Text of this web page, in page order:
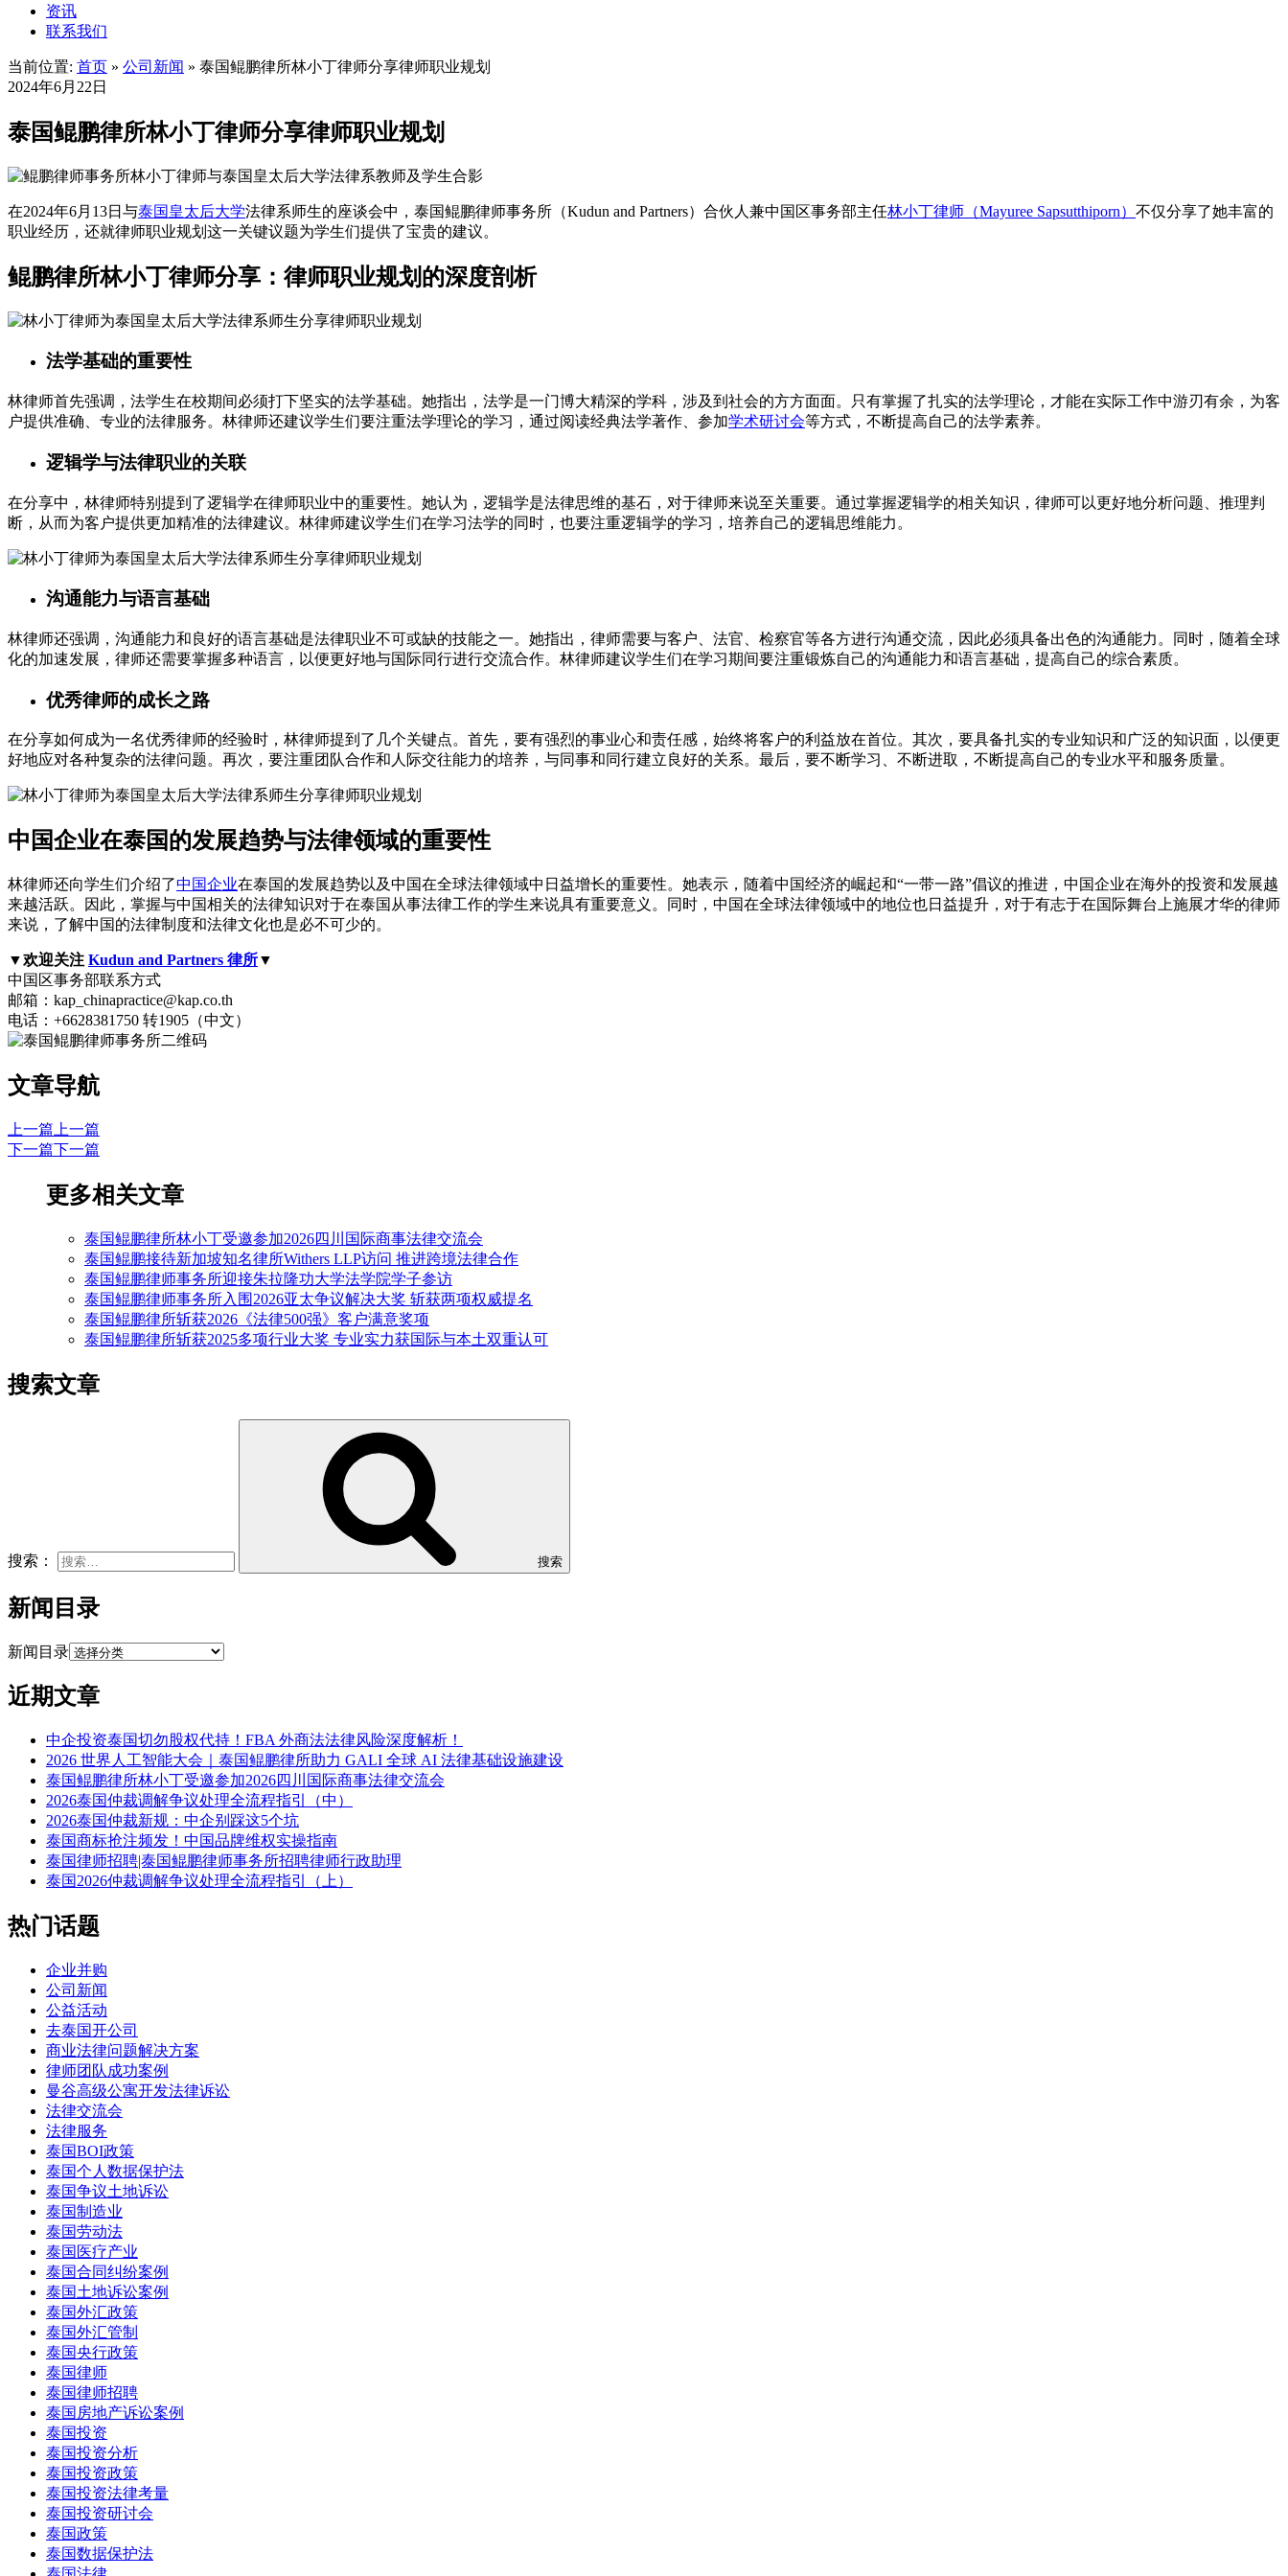
资讯
联系我们
当前位置: 首页 » 公司新闻 » 泰国鲲鹏律所林小丁律师分享律师职业规划
2024年6月22日
泰国鲲鹏律所林小丁律师分享律师职业规划
在2024年6月13日与泰国皇太后大学法律系师生的座谈会中，泰国鲲鹏律师事务所（Kudun and Partners）合伙人兼中国区事务部主任林小丁律师（Mayuree Sapsutthiporn） 不仅分享了她丰富的
职业经历，还就律师职业规划这一关键议题为学生们提供了宝贵的建议。
鲲鹏律所林小丁律师分享：律师职业规划的深度剖析
法学基础的重要性
林律师首先强调，法学生在校期间必须打下坚实的法学基础。她指出，法学是一门博大精深的学科，涉及到社会的方方面面。只有掌握了扎实的法学理论，才能在实际工作中游刃有余，为客
户提供准确、专业的法律服务。林律师还建议学生们要注重法学理论的学习，通过阅读经典法学著作、参加学术研讨会等方式，不断提高自己的法学素养。
逻辑学与法律职业的关联
在分享中，林律师特别提到了逻辑学在律师职业中的重要性。她认为，逻辑学是法律思维的基石，对于律师来说至关重要。通过掌握逻辑学的相关知识，律师可以更好地分析问题、推理判
断，从而为客户提供更加精准的法律建议。林律师建议学生们在学习法学的同时，也要注重逻辑学的学习，培养自己的逻辑思维能力。
沟通能力与语言基础
林律师还强调，沟通能力和良好的语言基础是法律职业不可或缺的技能之一。她指出，律师需要与客户、法官、检察官等各方进行沟通交流，因此必须具备出色的沟通能力。同时，随着全球
化的加速发展，律师还需要掌握多种语言，以便更好地与国际同行进行交流合作。林律师建议学生们在学习期间要注重锻炼自己的沟通能力和语言基础，提高自己的综合素质。
优秀律师的成长之路
在分享如何成为一名优秀律师的经验时，林律师提到了几个关键点。首先，要有强烈的事业心和责任感，始终将客户的利益放在首位。其次，要具备扎实的专业知识和广泛的知识面，以便更
好地应对各种复杂的法律问题。再次，要注重团队合作和人际交往能力的培养，与同事和同行建立良好的关系。最后，要不断学习、不断进取，不断提高自己的专业水平和服务质量。
中国企业在泰国的发展趋势与法律领域的重要性
林律师还向学生们介绍了中国企业在泰国的发展趋势以及中国在全球法律领域中日益增长的重要性。她表示，随着中国经济的崛起和“一带一路”倡议的推进，中国企业在海外的投资和发展越
来越活跃。因此，掌握与中国相关的法律知识对于在泰国从事法律工作的学生来说具有重要意义。同时，中国在全球法律领域中的地位也日益提升，对于有志于在国际舞台上施展才华的律师
来说，了解中国的法律制度和法律文化也是必不可少的。
▼欢迎关注 Kudun and Partners 律所▼
中国区事务部联系方式
邮箱：kap_chinapractice@kap.co.th
电话：+6628381750 转1905（中文）
文章导航
上一篇 上一篇
下一篇下一篇
更多相关文章
泰国鲲鹏律所林小丁受邀参加2026四川国际商事法律交流会
泰国鲲鹏接待新加坡知名律所Withers LLP访问 推进跨境法律合作
泰国鲲鹏律师事务所迎接朱拉隆功大学法学院学子参访
泰国鲲鹏律师事务所入围2026亚太争议解决大奖 斩获两项权威提名
泰国鲲鹏律所斩获2026《法律500强》客户满意奖项
泰国鲲鹏律所斩获2025多项行业大奖 专业实力获国际与本土双重认可
搜索文章
搜索： 搜索
新闻目录
新闻目录
近期文章
中企投资泰国切勿股权代持！FBA 外商法法律风险深度解析！
2026 世界人工智能大会｜泰国鲲鹏律所助力 GALI 全球 AI 法律基础设施建设
泰国鲲鹏律所林小丁受邀参加2026四川国际商事法律交流会
2026泰国仲裁调解争议处理全流程指引（中）
2026泰国仲裁新规：中企别踩这5个坑
泰国商标抢注频发！中国品牌维权实操指南
泰国律师招聘|泰国鲲鹏律师事务所招聘律师行政助理
泰国2026仲裁调解争议处理全流程指引（上）
热门话题
企业并购
公司新闻
公益活动
去泰国开公司
商业法律问题解决方案
律师团队成功案例
曼谷高级公寓开发法律诉讼
法律交流会
法律服务
泰国BOI政策
泰国个人数据保护法
泰国争议土地诉讼
泰国制造业
泰国劳动法
泰国医疗产业
泰国合同纠纷案例
泰国土地诉讼案例
泰国外汇政策
泰国外汇管制
泰国央行政策
泰国律师
泰国律师招聘
泰国房地产诉讼案例
泰国投资
泰国投资分析
泰国投资政策
泰国投资法律考量
泰国投资研讨会
泰国政策
泰国数据保护法